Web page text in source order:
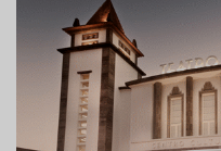
CARTÕES
PRODUTOS